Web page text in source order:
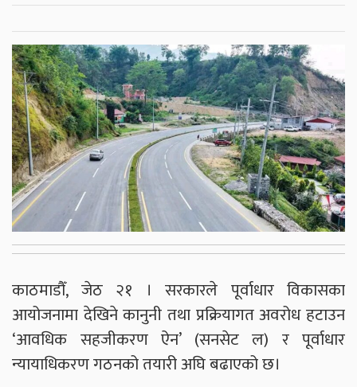
काठमाडौँ, जेठ २१ । सरकारले पूर्वाधार विकासका
आयोजनामा देखिने कानुनी तथा प्रक्रियागत अवरोध हटाउन
‘आवधिक सहजीकरण ऐन’ (सनसेट ल) र पूर्वाधार
न्यायाधिकरण गठनको तयारी अघि बढाएको छ।